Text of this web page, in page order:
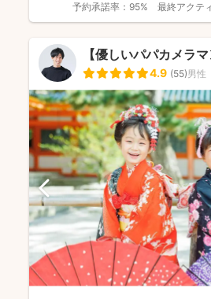
予約承諾率： 95% 最終アクテ
【優しいパパカメラ
4.9 (55)男性